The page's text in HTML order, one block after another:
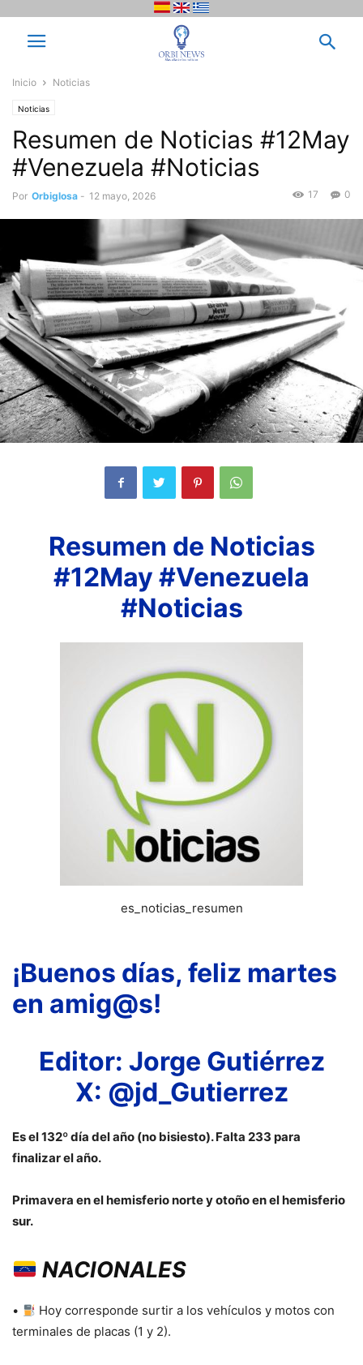
Inicio Noticias
Noticias
Resumen de Noticias #12May
#Venezuela #Noticias
Por Orbiglosa - 12 mayo, 2026 0
17
Resumen de Noticias
#12May #Venezuela
#Noticias
es_noticias_resumen
¡Buenos días, feliz martes
en amig@s!
Editor: Jorge Gutiérrez
X: @jd_Gutierrez
Es el 132º día del año (no bisiesto). Falta 233 para
finalizar el año.
Primavera en el hemisferio norte y otoño en el hemisferio
sur.
NACIONALES
•
Hoy corresponde surtir a los vehículos y motos con
terminales de placas (1 y 2).